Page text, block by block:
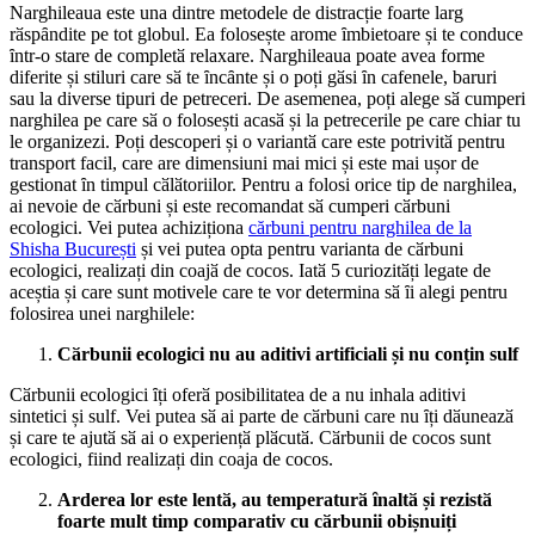
Narghileaua este una dintre metodele de distracție foarte larg
rӑspȃndite pe tot globul. Ea folosește arome ȋmbietoare și te conduce
ȋntr-o stare de completӑ relaxare. Narghileaua poate avea forme
diferite și stiluri care sӑ te ȋncȃnte și o poți gӑsi ȋn cafenele, baruri
sau la diverse tipuri de petreceri. De asemenea, poți alege sӑ cumperi
narghilea pe care sӑ o folosești acasӑ și la petrecerile pe care chiar tu
le organizezi. Poți descoperi și o variantӑ care este potrivitӑ pentru
transport facil, care are dimensiuni mai mici și este mai ușor de
gestionat ȋn timpul cӑlӑtoriilor. Pentru a folosi orice tip de narghilea,
ai nevoie de cӑrbuni și este recomandat sӑ cumperi cӑrbuni
ecologici. Vei putea achiziționa cărbuni pentru narghilea de la
Shisha București și vei putea opta pentru varianta de cӑrbuni
ecologici, realizați din coajӑ de cocos. Iatӑ 5 curiozitӑți legate de
aceștia și care sunt motivele care te vor determina sӑ ȋi alegi pentru
folosirea unei narghilele:
Cӑrbunii ecologici nu au aditivi artificiali și nu conțin sulf
Cӑrbunii ecologici ȋți oferӑ posibilitatea de a nu inhala aditivi
sintetici și sulf. Vei putea sӑ ai parte de cӑrbuni care nu ȋți dӑuneazӑ
și care te ajutӑ sӑ ai o experiențӑ plӑcutӑ. Cӑrbunii de cocos sunt
ecologici, fiind realizați din coaja de cocos.
Arderea lor este lentӑ, au temperaturӑ ȋnaltӑ și rezistӑ
foarte mult timp comparativ cu cӑrbunii obișnuiți